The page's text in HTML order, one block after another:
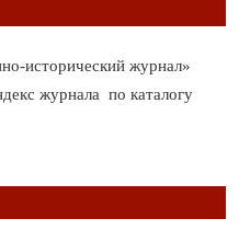
исторический журнал»
журнала по каталогу